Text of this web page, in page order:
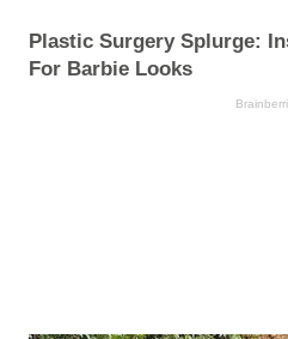
Plastic Surgery Splurge:
For Barbie Looks